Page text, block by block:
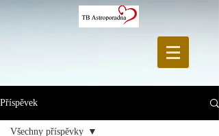
Příspěvek
Všechny příspěvky